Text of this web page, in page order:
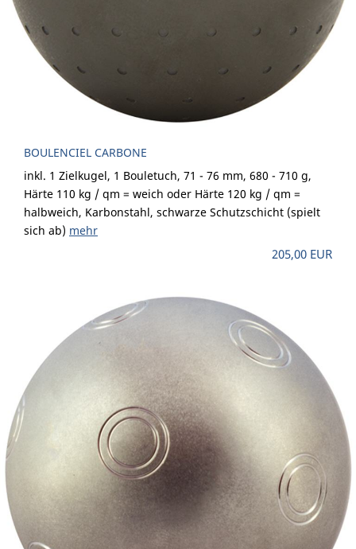
BOULENCIEL CARBONE
inkl. 1 Zielkugel, 1 Bouletuch, 71 - 76 mm, 680 - 710 g,
Härte 110 kg / qm = weich oder Härte 120 kg / qm =
halbweich, Karbonstahl, schwarze Schutzschicht (spielt
sich ab) mehr
205,00 EUR